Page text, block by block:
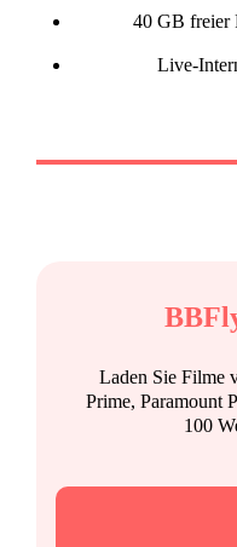
40 GB freier
Live-
Laden Sie Filme
Prime, Paramount
100